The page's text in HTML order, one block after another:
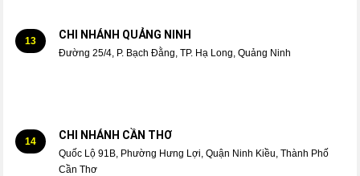
13 CHI NHÁNH QUẢNG NINH
Đường 25/4, P. Bạch Đằng, TP. Hạ Long, Quảng Ninh
14 CHI NHÁNH CẦN THƠ
Quốc Lộ 91B, Phường Hưng Lợi, Quận Ninh Kiều, Thành Phố
Cần Thơ